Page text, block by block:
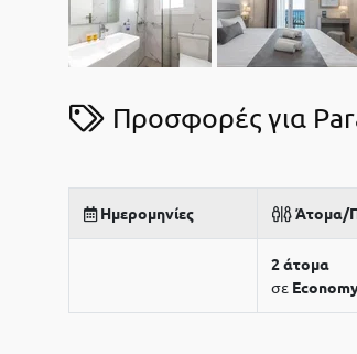
Προσφορές για
Ημερομηνίες Άτομα/
2 άτομα
σε